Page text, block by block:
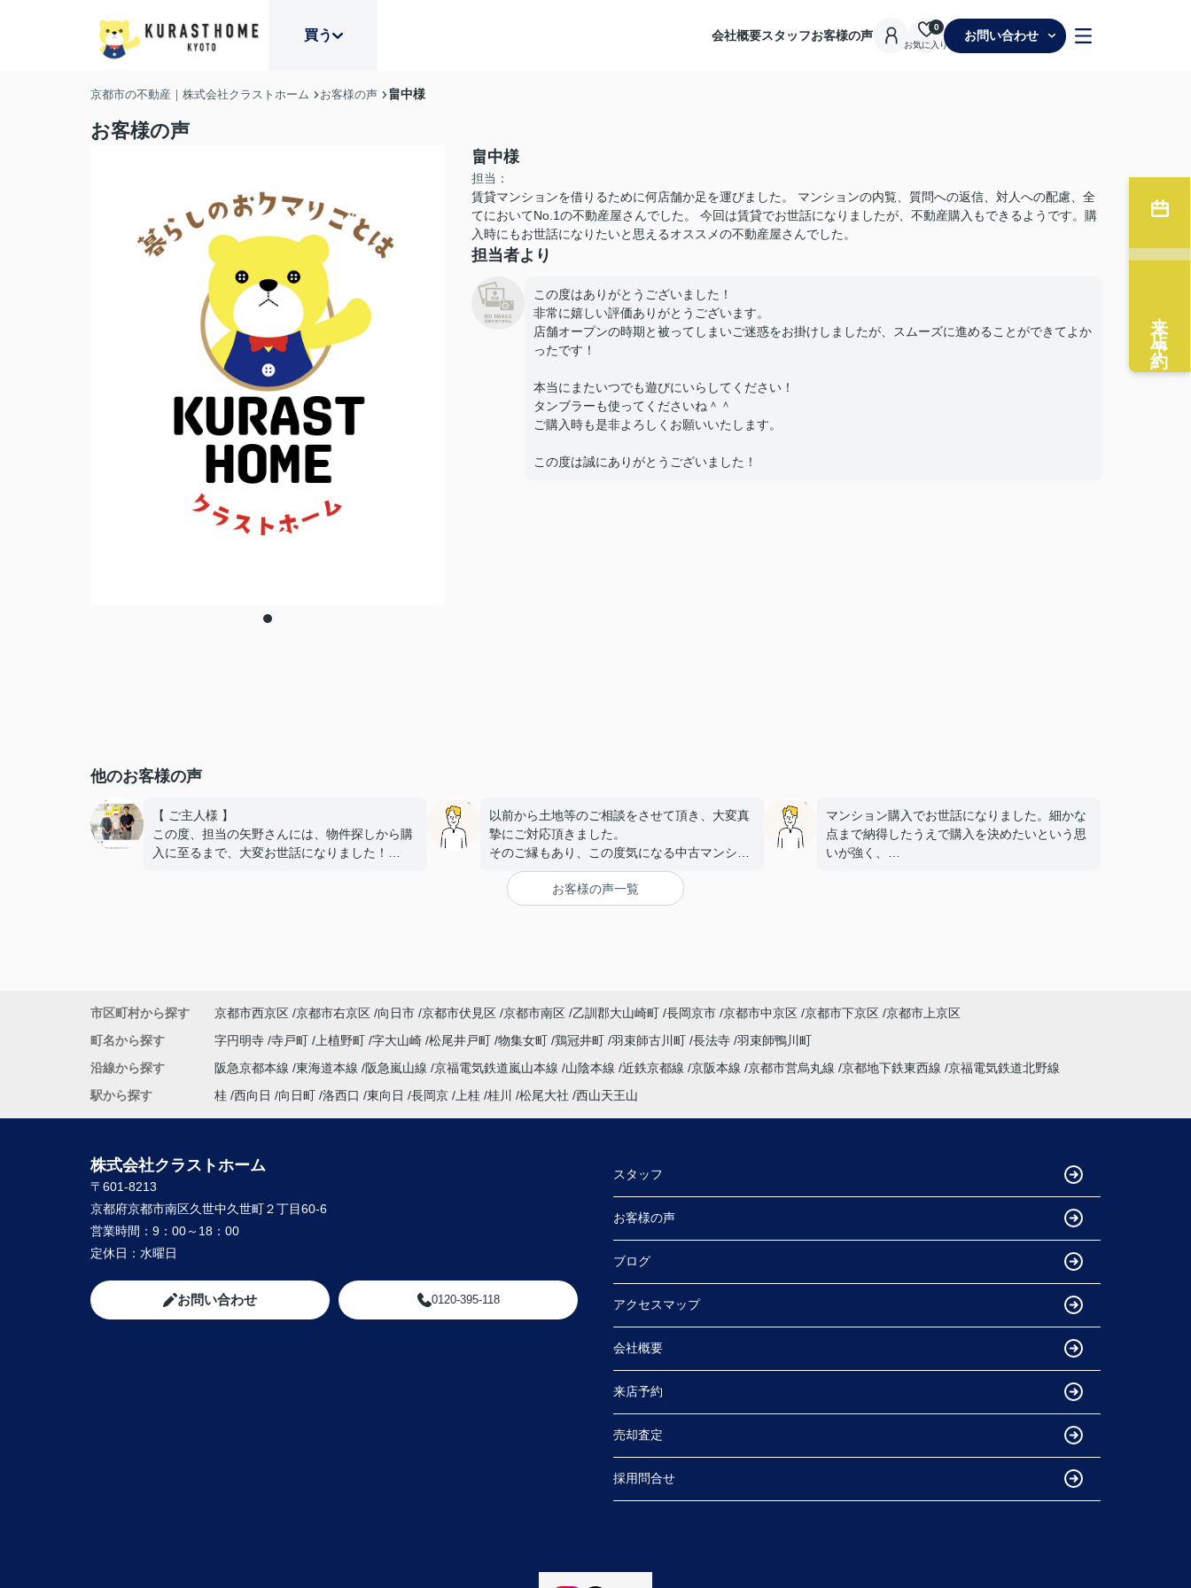
買う 会社概要スタッフお客様の声
お気に入り
0
お問い合わせ
京都市の不動産｜株式会社クラストホーム お客様の声 畠中様
お客様の声
畠中様
担当：
賃貸マンションを借りるために何店舗か足を運びました。 マンションの内覧、質問への返信、対人への配慮、全
てにおいてNo.1の不動産屋さんでした。 今回は賃貸でお世話になりましたが、不動産購入もできるようです。購
入時にもお世話になりたいと思えるオススメの不動産屋さんでした。
担当者より
この度はありがとうございました！
非常に嬉しい評価ありがとうございます。
店舗オープンの時期と被ってしまいご迷惑をお掛けしましたが、スムーズに進めることができてよか
ったです！
本当にまたいつでも遊びにいらしてください！
タンブラーも使ってくださいね＾＾
ご購入時も是非よろしくお願いいたします。
この度は誠にありがとうございました！
他のお客様の声
【 ご主人様 】
この度、担当の矢野さんには、物件探しから購
入に至るまで、大変お世話になりました！
【 奥様 】
この度、担当して下さった矢野さんには、たい
本当にありがとうございました。
暑い暑い最中、こちらの要望に沿った物件探し
購入にあたって、疑問や質問にも丁寧に説明し
て下さり、各所に度々足を運んで下さり、連絡
や報告など常に迅速に対応して下さいました。
私達家族の希望に、寄り添って尽力して下さる
心から信頼させていただいています。
これからお家探しをされると聞いたら、身内や
友人、知人にも、
クラストホームの矢野さんを紹介させていただ
以前から土地等のご相談をさせて頂き、大変真
摯にご対応頂きました。
そのご縁もあり、この度気になる中古マンショ
ンを見つけ、
こちらに購入を依頼しましたが、大変丁寧かつ
迅速な対応をして頂き満足しております。
マンション購入でお世話になりました。細かな
点まで納得したうえで購入を決めたいという思
いが強く、
ではない大きな買い物だからこそ、
特に担当してくださった中野様、柴田様には大
お客様の声一覧
来店予約
市区町村から探す 京都市西京区 京都市右京区 向日市 京都市伏見区 京都市南区 乙訓郡大山崎町 長岡京市 京都市中京区 京都市下京区 京都市上京区
町名から探す
字円明寺 寺戸町 上植野町 字大山崎 松尾井戸町 物集女町 鶏冠井町 羽束師古川町 長法寺 羽束師鴨川町
沿線から探す
阪急京都本線 東海道本線 阪急嵐山線 京福電気鉄道嵐山本線 山陰本線 近鉄京都線 京阪本線 京都市営烏丸線 京都地下鉄東西線 京福電気鉄道北野線
駅から探す
桂 西向日 向日町 洛西口 東向日 長岡京 上桂 桂川 松尾大社 西山天王山
株式会社クラストホーム
〒601-8213
京都府京都市南区久世中久世町２丁目60-6
営業時間： 9：00～18：00
定休日： 水曜日
お問い合わせ 0120-395-118
スタッフ
お客様の声
ブログ
アクセスマップ
会社概要
来店予約
売却査定
採用問合せ